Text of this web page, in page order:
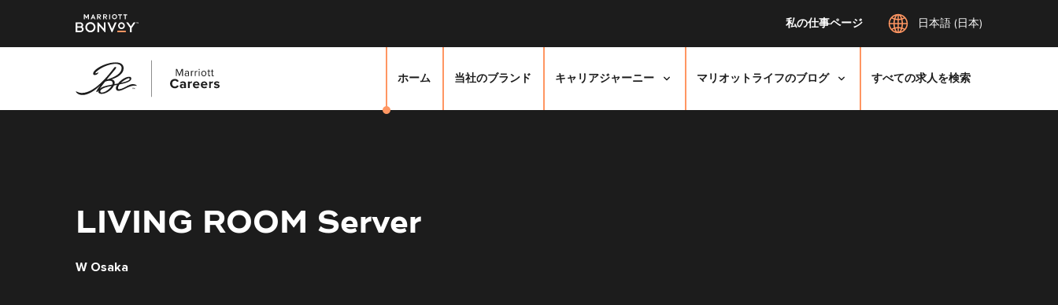
私の仕事ページ 日本語 (日本)
ホーム 当社のブランド キャリアジャーニー マリオットライフのブログ すべての求人を検索
LIVING ROOM Server
W Osaka